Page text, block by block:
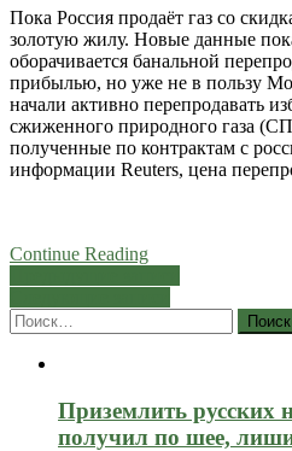
Пока Россия продаёт газ со
золотую жилу. Новые данные
оборачивается банальной
прибылью, но уже не в пользу
начали активно перепродавать
сжиженного природного газа
полученные по контрактам с
информации Reuters, цена
Continue Reading
Навигация
по
Найти:
Приземлить русских
получил по шее,